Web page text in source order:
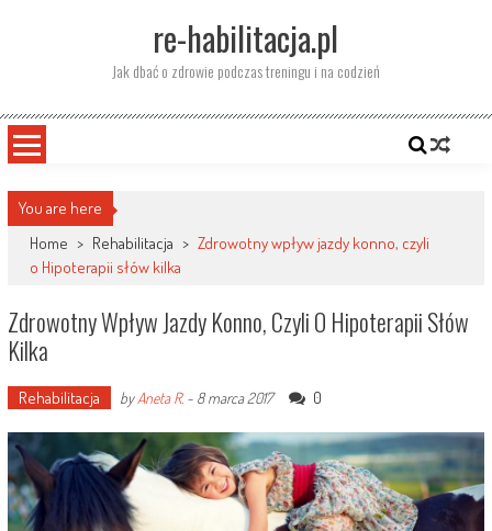
re-habilitacja.pl
Jak dbać o zdrowie podczas treningu i na codzień
You are here
Home > Rehabilitacja > Zdrowotny wpływ jazdy konno, czyli
o Hipoterapii słów kilka
Zdrowotny Wpływ Jazdy Konno, Czyli O Hipoterapii Słów
Kilka
Rehabilitacja byAneta R.- 8 marca 2017 0